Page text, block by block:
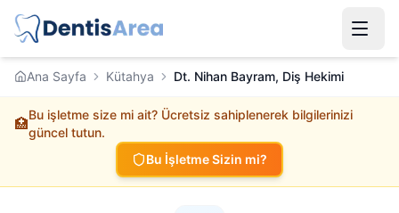
Ana Sayfa Kütahya Dt. Nihan Bayram, Diş Hekimi
🏥
Bu işletme size mi ait? Ücretsiz sahiplenerek bilgilerinizi
güncel tutun.
Bu İşletme Sizin mi?